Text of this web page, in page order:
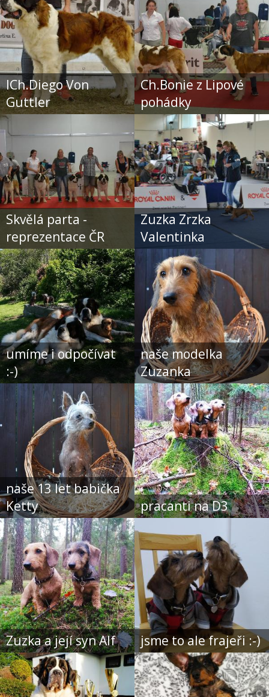
ICh.Diego Von
Guttler
Ch.Bonie z Lipové
pohádky
Skvělá parta -
reprezentace ČR
Zuzka Zrzka
Valentinka
umíme i odpočívat
:-)
naše modelka
Zuzanka
naše 13 let babička
Ketty
pracanti na D3
Zuzka a její syn Alf jsme to ale frajeři :-)